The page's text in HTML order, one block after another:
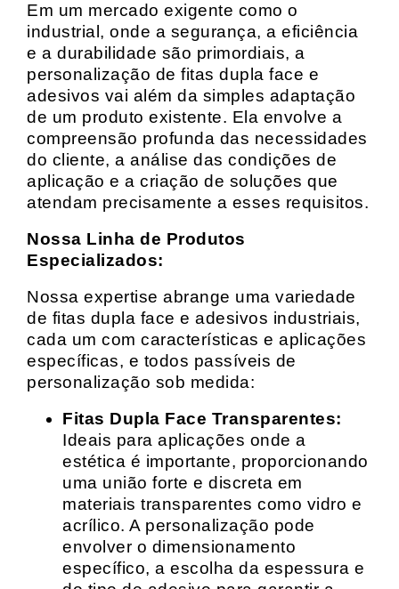
Em um mercado exigente como o
industrial, onde a segurança, a eficiência
e a durabilidade são primordiais, a
personalização de fitas dupla face e
adesivos vai além da simples adaptação
de um produto existente. Ela envolve a
compreensão profunda das necessidades
do cliente, a análise das condições de
aplicação e a criação de soluções que
atendam precisamente a esses requisitos.
Nossa Linha de Produtos
Especializados:
Nossa expertise abrange uma variedade
de fitas dupla face e adesivos industriais,
cada um com características e aplicações
específicas, e todos passíveis de
personalização sob medida:
Fitas Dupla Face Transparentes:
Ideais para aplicações onde a
estética é importante, proporcionando
uma união forte e discreta em
materiais transparentes como vidro e
acrílico. A personalização pode
envolver o dimensionamento
específico, a escolha da espessura e